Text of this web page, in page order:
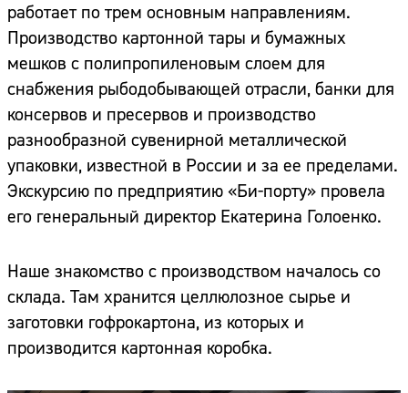
работает по трем основным направлениям.
Производство картонной тары и бумажных
мешков с полипропиленовым слоем для
снабжения рыбодобывающей отрасли, банки для
консервов и пресервов и производство
разнообразной сувенирной металлической
упаковки, известной в России и за ее пределами.
Экскурсию по предприятию «Би-порту» провела
его генеральный директор Екатерина Голоенко.
Наше знакомство с производством началось со
склада. Там хранится целлюлозное сырье и
заготовки гофрокартона, из которых и
производится картонная коробка.